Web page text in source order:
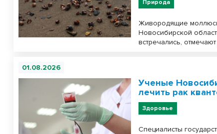
Природа
Живородящие
Новосибирской
встречались,
01.08.2026
Ученые
лечить рак
Здоровье
Специалисты